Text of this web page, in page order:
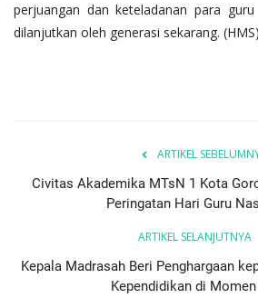
perjuangan dan keteladanan para
dilanjutkan oleh generasi sekarang. (HMS)
ARTIKEL
Civitas Akademika MTsN 1 Kota
Peringatan Hari Guru
ARTIKEL SELANJUTNYA
Kepala Madrasah Beri Penghargaan
Kependidikan di